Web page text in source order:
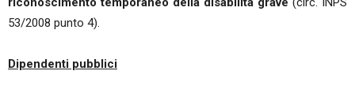
53/2008 punto 4).
Dipendenti pubblici